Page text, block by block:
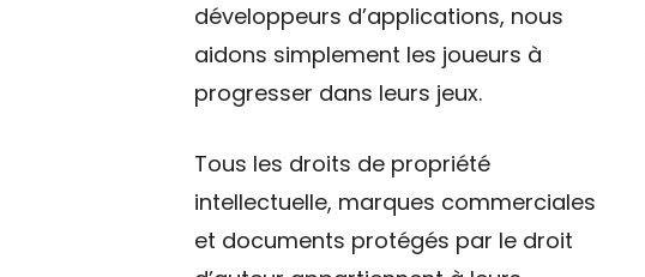
développeurs d’applications, nous
aidons simplement les joueurs à
progresser dans leurs jeux.
Tous les droits de propriété
intellectuelle, marques commerciales
et documents protégés par le droit